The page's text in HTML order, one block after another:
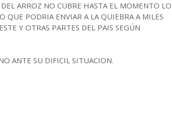
ARROZ NO CUBRE HASTA EL MOMENTO LO
QUE PODRIA ENVIAR A LA QUIEBRA A MILES
Y OTRAS PARTES DEL PAIS SEGÚN
ANTE SU DIFICIL SITUACION.